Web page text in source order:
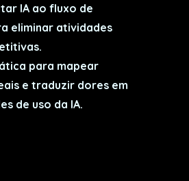
IA ao fluxo de
eliminar atividades
para mapear
e traduzir dores em
de uso da IA.